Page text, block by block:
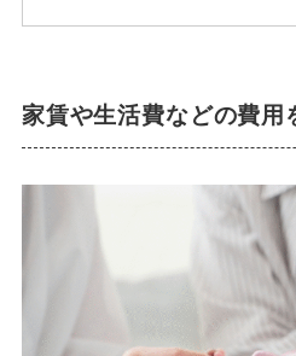
家賃や生活費などの費用